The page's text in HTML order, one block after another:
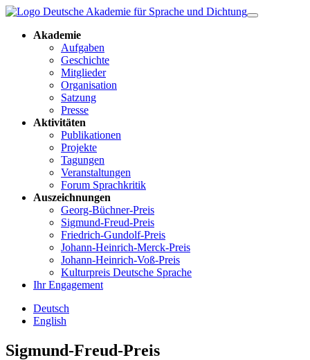
Akademie
Aufgaben
Geschichte
Mitglieder
Organisation
Satzung
Presse
Aktivitäten
Publikationen
Projekte
Tagungen
Veranstaltungen
Forum Sprachkritik
Auszeichnungen
Georg-Büchner-Preis
Sigmund-Freud-Preis
Friedrich-Gundolf-Preis
Johann-Heinrich-Merck-Preis
Johann-Heinrich-Voß-Preis
Kulturpreis Deutsche Sprache
Ihr Engagement
Deutsch
English
Sigmund-Freud-Preis